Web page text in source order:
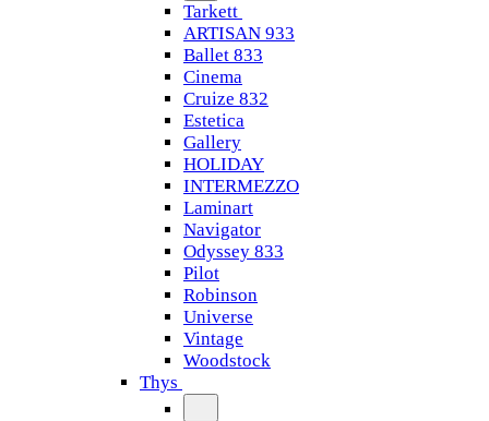
Tarkett
ARTISAN 933
Ballet 833
Cinema
Cruize 832
Estetica
Gallery
HOLIDAY
INTERMEZZO
Laminart
Navigator
Odyssey 833
Pilot
Robinson
Universe
Vintage
Woodstock
Thys